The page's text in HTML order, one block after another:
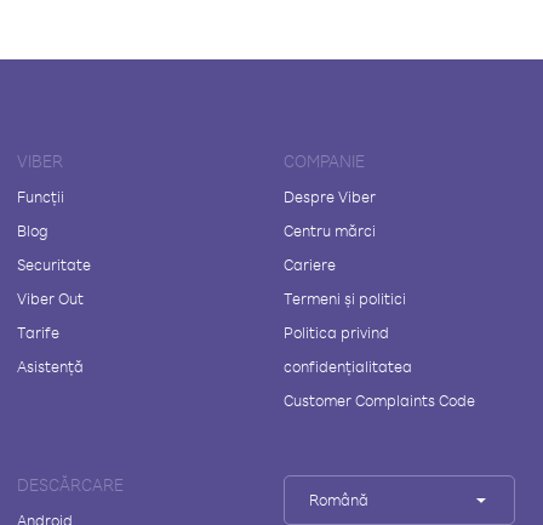
VIBER
Funcții
Blog
Securitate
Viber Out
Tarife
Asistență
COMPANIE
Despre Viber
Centru mărci
Cariere
Termeni și politici
Politica privind
confidențialitatea
Customer Complaints Code
DESCĂRCARE
Android
Română